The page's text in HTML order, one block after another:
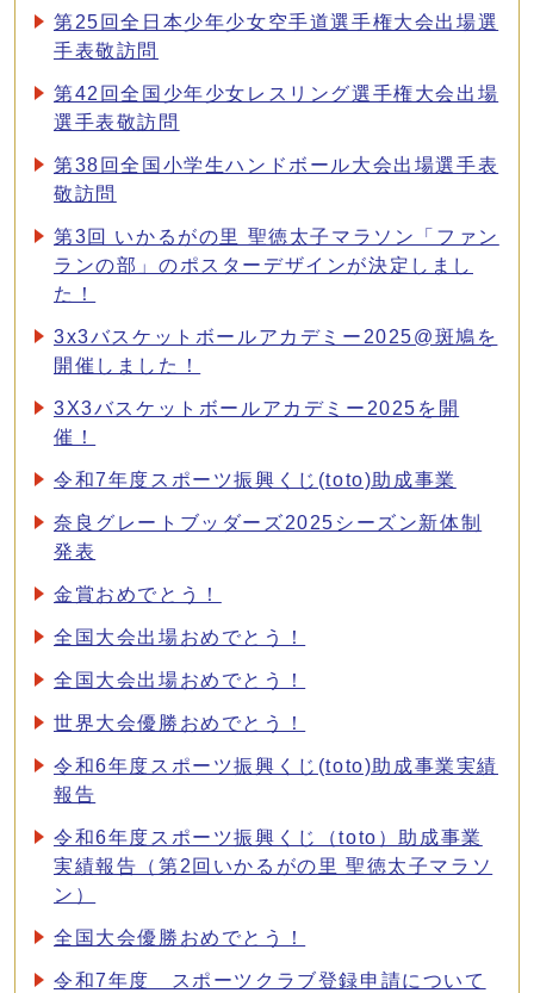
第25回全日本少年少女空手道選手権大会出場選
手表敬訪問
第42回全国少年少女レスリング選手権大会出場
選手表敬訪問
第38回全国小学生ハンドボール大会出場選手表
敬訪問
第3回 いかるがの里 聖徳太子マラソン「ファン
ランの部」のポスターデザインが決定しまし
た！
3x3バスケットボールアカデミー2025@斑鳩を
開催しました！
3X3バスケットボールアカデミー2025を開
催！
令和7年度スポーツ振興くじ(toto)助成事業
奈良グレートブッダーズ2025シーズン新体制
発表
金賞おめでとう！
全国大会出場おめでとう！
全国大会出場おめでとう！
世界大会優勝おめでとう！
令和6年度スポーツ振興くじ(toto)助成事業実績
報告
令和6年度スポーツ振興くじ（toto）助成事業
実績報告（第2回いかるがの里 聖徳太子マラソ
ン）
全国大会優勝おめでとう！
令和7年度 スポーツクラブ登録申請について